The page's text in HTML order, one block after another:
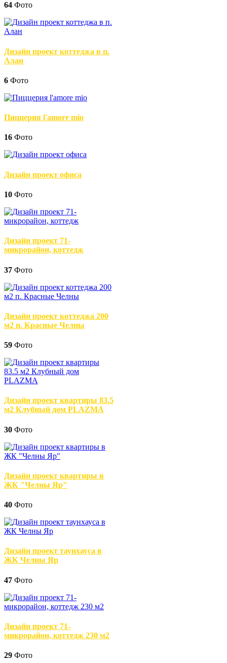
64 Фото
Дизайн проект коттеджа в п.
Алан
6 Фото
Пиццерия l'amore mio
16 Фото
Дизайн проект офиса
10 Фото
Дизайн проект 71-
микрорайон, коттедж
37 Фото
Дизайн проект коттеджа 200
м2 п. Красные Челны
59 Фото
Дизайн проект квартиры 83.5
м2 Клубный дом PLAZMA
30 Фото
Дизайн проект квартиры в
ЖК "Челны Яр"
40 Фото
Дизайн проект таунхауса в
ЖК Челны Яр
47 Фото
Дизайн проект 71-
микрорайон, коттедж 230 м2
29 Фото